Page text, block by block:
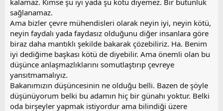
kalamaz. Kimse şu iyi yada şu kötü diyemez. Bir bütünlük
sağlanamaz.
Ama bizler çevre mühendisleri olarak neyin iyi, neyin kötü,
neyin faydalı yada faydasız olduğunu diğer insanlara göre
biraz daha mantıklı şekilde bakarak çözebiliriz. Ha. Benim
iyi dediğime başkası kötü de diyebilir. Ama önemli olan bu
düşünce anlaşmazlıklarını somutlaştırıp çevreye
yansıtmamalıyız.
Bakanımızın düşüncesinin ne olduğu belli. Bazen de şöyle
düşünüyorum belki bu adamın hiç bir günahı yoktur. Belki
oda birşeyler yapmak istiyordur ama bilindiği üzere